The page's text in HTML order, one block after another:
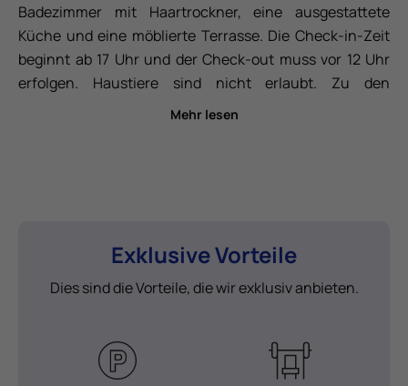
Badezimmer mit Haartrockner, eine ausgestattete
Küche und eine möblierte Terrasse. Die Check-in-Zeit
beginnt ab 17 Uhr und der Check-out muss vor 12 Uhr
erfolgen. Haustiere sind nicht erlaubt. Zu den
Dienstleistungen des Zwillingsbungalows gehören ein
alle 3 Tage ab 4 Nächten Aufenthalt), Cerankochfeld,
Kaffeemaschine, Toaster, Geschirr, Besteck, Gläser und
Mehr lesen
Exklusive Vorteile
Dies sind die Vorteile, die wir exklusiv anbieten.